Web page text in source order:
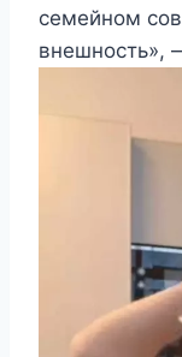
семейном
внешность»,